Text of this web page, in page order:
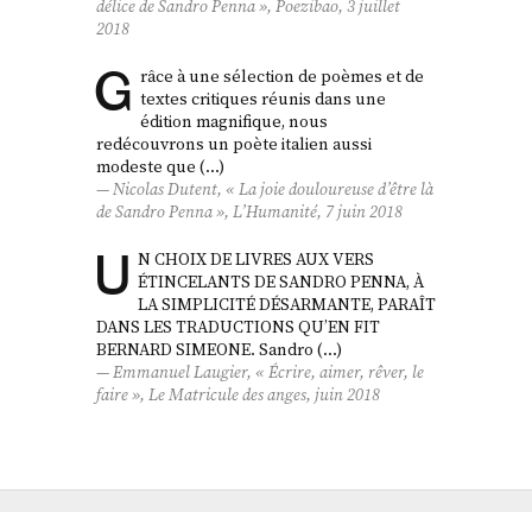
délicede Sandro Penna »,Poezibao, 3 juillet
2018
G râce à une sélection de poèmes et de
textes critiques réunis dans une
édition magnifique, nous
redécouvrons un poète italien aussi
modeste que (…)
Nicolas Dutent, « La joie douloureuse d’être là
de Sandro Penna »,L’Humanité, 7 juin 2018
U N CHOIX DE LIVRES AUX VERS
ÉTINCELANTS DE SANDRO PENNA, À
LA SIMPLICITÉ DÉSARMANTE, PARAÎT
DANS LES TRADUCTIONS QU’EN FIT
BERNARD SIMEONE. Sandro (…)
Emmanuel Laugier, « Écrire, aimer, rêver, le
faire »,Le Matricule des anges, juin 2018